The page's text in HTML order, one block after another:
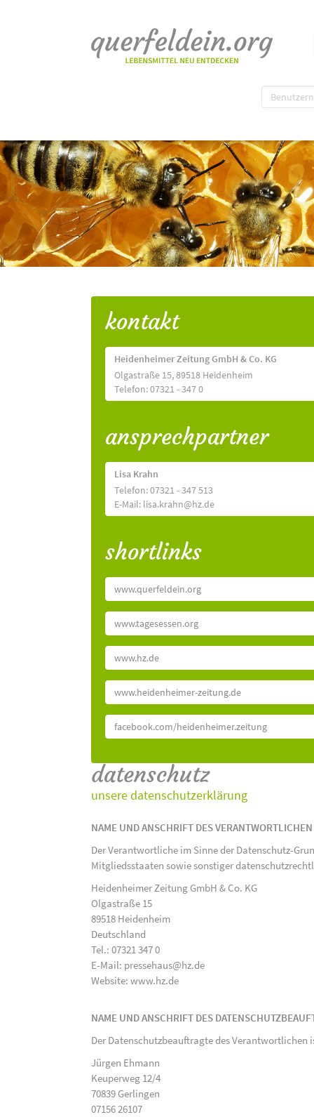
kontakt
Heidenheimer Zeitung GmbH & Co. KG
Olgastraße 15, 89518 Heidenheim
Telefon: 07321 - 347 0
ansprechpartner
Lisa Krahn
Telefon: 07321 - 347 513
E-Mail: lisa.krahn@hz.de
shortlinks
www.querfeldein.org
www.tagesessen.org
www.hz.de
www.heidenheimer-zeitung.de
facebook.com/heidenheimer.zeitung
datenschutz
unsere datenschutzerklärung
NAME UND ANSCHRIFT DES VERANTWORTLICHEN
Der Verantwortliche im Sinne der Datenschutz-
Mitgliedsstaaten sowie sonstiger
Heidenheimer Zeitung GmbH & Co. KG
Olgastraße 15
89518 Heidenheim
Deutschland
Tel.: 07321 347 0
E-Mail: pressehaus@hz.de
Website: www.hz.de
NAME UND ANSCHRIFT DES
Der Datenschutzbeauftragte des Verantwortlichen
Jürgen Ehmann
Keuperweg 12/4
70839 Gerlingen
07156 26107